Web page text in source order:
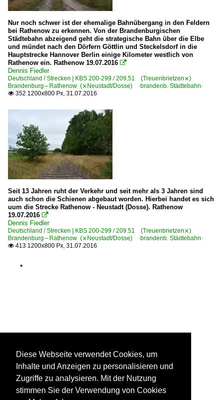
Nur noch schwer ist der ehemalige Bahnübergang in den Feldern
bei Rathenow zu erkennen. Von der Brandenburgischen
Städtebahn abzeigend geht die strategische Bahn über die Elbe
und mündet nach den Dörfern Göttlin und Steckelsdorf in die
Hauptstrecke Hannover Berlin einige Kilometer westlich von
Rathenow ein. Rathenow 19.07.2016 
Dennis Fiedler
Deutschland / Strecken | KBS 200-299 / 209.51 (Treuenbrietzen⨯)
Brandenburg – Rathenow (⨯Neustadt/Dosse) ·brandenb. Städtebahn·
 352 1200x800 Px, 31.07.2016
Seit 13 Jahren ruht der Verkehr und seit mehr als 3 Jahren sind
auch schon die Schienen abgebaut worden. Hierbei handet es sich
uum die Strecke Rathenow - Neustadt (Dosse). Rathenow
19.07.2016 
Dennis Fiedler
Deutschland / Strecken | KBS 200-299 / 209.51 (Treuenbrietzen⨯)
Brandenburg – Rathenow (⨯Neustadt/Dosse) ·brandenb. Städtebahn·
 413 1200x800 Px, 31.07.2016
Diese Webseite verwendet Cookies, um
Inhalte und Anzeigen zu personalisieren und
Zugriffe zu analysieren. Mit der Nutzung
stimmen Sie der Verwendung von Cookies